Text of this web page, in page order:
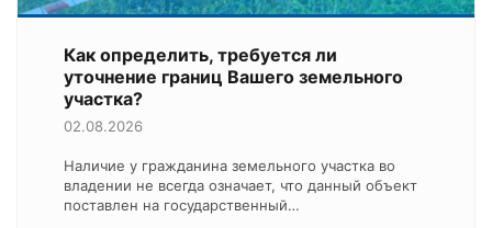
Как определить, требуется ли
уточнение границ Вашего земельного
участка?
02.08.2026
Наличие у гражданина земельного участка во
владении не всегда означает, что данный объект
поставлен на государственный…